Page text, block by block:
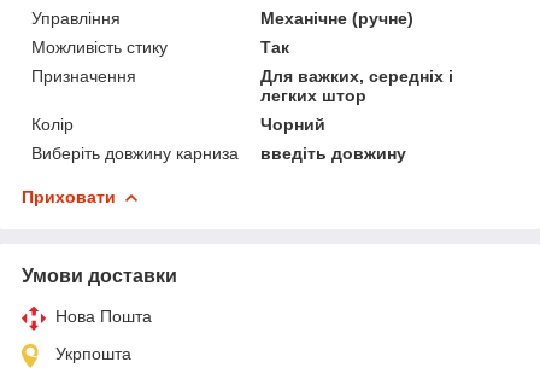
Управління
Механічне (ручне)
Можливість стику
Так
Призначення
Для важких, середніх і
легких штор
Колір
Чорний
Виберіть довжину карниза
введіть довжину
Приховати
Умови доставки
Нова Пошта
Укрпошта